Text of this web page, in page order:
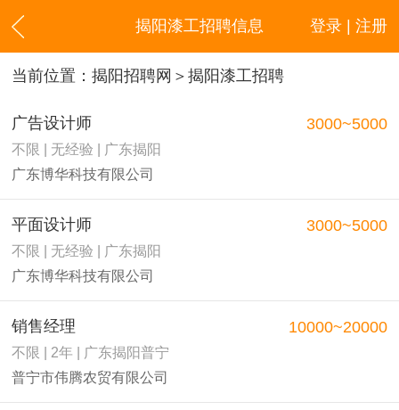
登录 | 注册
揭阳漆工招聘信息
当前位置： 揭阳招聘网 ＞揭阳漆工招聘
广告设计师
不限 | 无经验 | 广东揭阳
广东博华科技有限公司
3000~5000
平面设计师
不限 | 无经验 | 广东揭阳
广东博华科技有限公司
3000~5000
销售经理
不限 | 2年 | 广东揭阳普宁
普宁市伟腾农贸有限公司
10000~20000